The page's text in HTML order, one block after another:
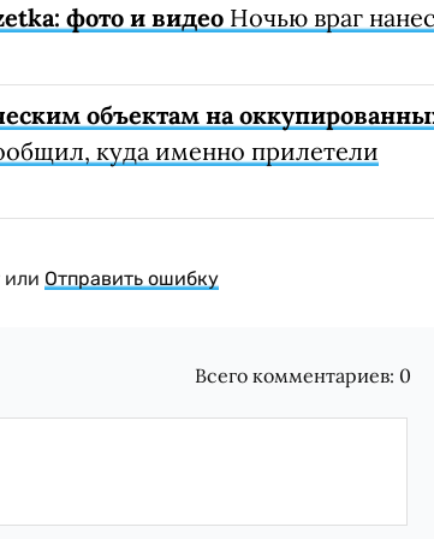
фото и видео Ночью враг
объектам на
куда именно прилетели
Отправить ошибку
Всего комментариев: 0